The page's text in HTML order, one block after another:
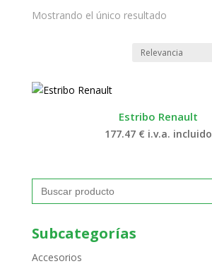
Mostrando el único resultado
Estribo Renault
177.47 € i.v.a. incluido
Buscar:
Subcategorías
Accesorios